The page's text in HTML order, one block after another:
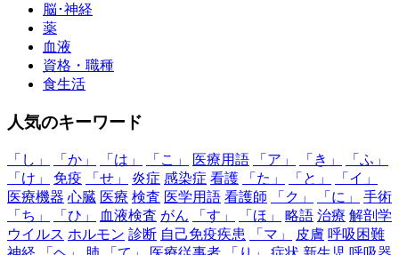
脳･神経
薬
血液
資格・職種
食生活
人気のキーワード
「し」 「か」 「は」 「こ」 医療用語 「ア」 「き」
「ふ」
「け」
免疫 「せ」 炎症 感染症 看護 「た」 「と」
「イ」
医療機器 心臓 医療 検査 医学用語 看護師 「ク」 「に」
手術
「ち」
「ひ」 血液検査 がん 「す」 「ほ」 略語 治療 解剖学
ウイルス ホルモン 診断 自己免疫疾患 「マ」 皮膚 呼吸困難